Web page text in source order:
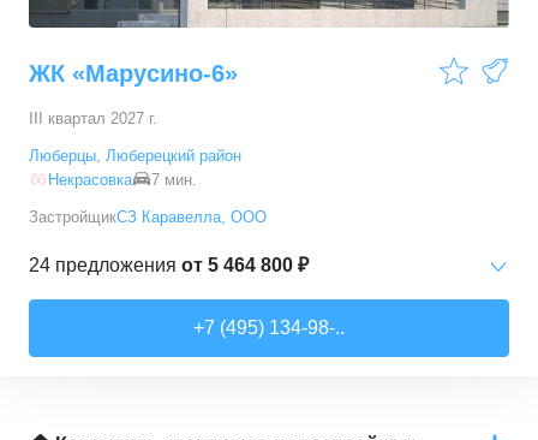
ЖК «Марусино-6»
III квартал 2027 г.
Люберцы, Люберецкий район
Некрасовка
7 мин.
ЗастройщикСЗ Каравелла, ООО
24 предложения от 5 464 800 ₽
+7 (495) 134-98-..